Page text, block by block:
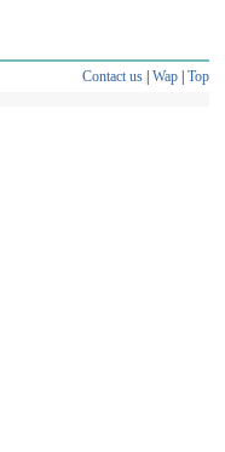
Contact us| Wap| Top